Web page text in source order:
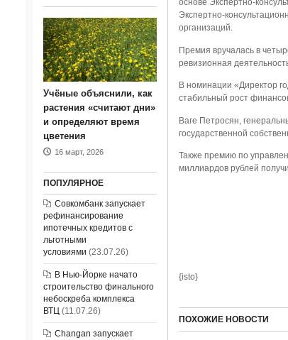
основе Экспертно-
Экспертно-
организаций.
Премия вручалась в
ревизионная
В номинации «Директор
стабильный рост
Ваге Петросян,
государственной
Также премию по
миллиардов рублей
{isto}
ПОХОЖИЕ НОВОСТИ
Учёные объяснили, как
растения «считают дни»
и определяют время
цветения
16 март, 2026
ПОПУЛЯРНОЕ
Совкомбанк запускает
рефинансирование
ипотечных кредитов с
льготными
условиями (23.07.26)
В Нью-Йорке начато
строительство финального
небоскреба комплекса
ВТЦ(11.07.26)
Changan запускает